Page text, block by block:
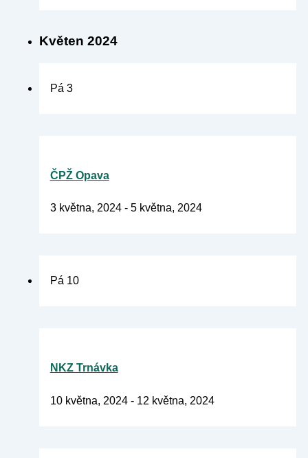
Květen 2024
Pá 3
ČPŽ Opava
3 května, 2024- 5 května, 2024
Pá 10
NKZ Trnávka
10 května, 2024- 12 května, 2024